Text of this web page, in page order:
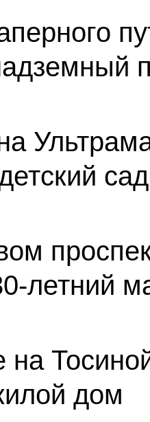
сад
летний
на
дом